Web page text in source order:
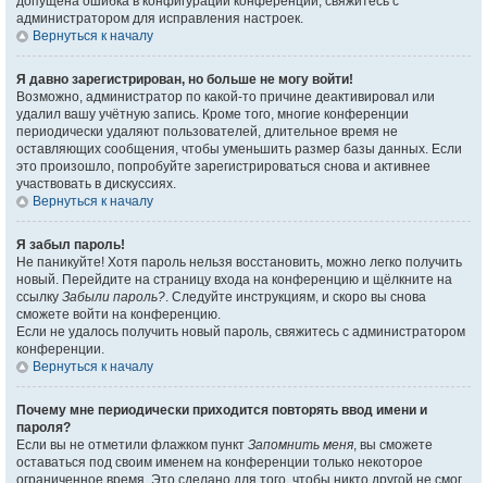
администратором для исправления настроек.
Вернуться к началу
Я давно зарегистрирован, но больше не могу войти!
Возможно, администратор по какой-то причине деактивировал или
удалил вашу учётную запись. Кроме того, многие конференции
периодически удаляют пользователей, длительное время не
оставляющих сообщения, чтобы уменьшить размер базы данных. Если
это произошло, попробуйте зарегистрироваться снова и активнее
участвовать в дискуссиях.
Вернуться к началу
Я забыл пароль!
Не паникуйте! Хотя пароль нельзя восстановить, можно легко получить
новый. Перейдите на страницу входа на конференцию и щёлкните на
ссылку Забыли пароль?. Следуйте инструкциям, и скоро вы снова
сможете войти на конференцию.
Если не удалось получить новый пароль, свяжитесь с администратором
конференции.
Вернуться к началу
Почему мне периодически приходится повторять ввод имени и
пароля?
Если вы не отметили флажком пункт Запомнить меня, вы сможете
оставаться под своим именем на конференции только некоторое
ограниченное время. Это сделано для того, чтобы никто другой не смог